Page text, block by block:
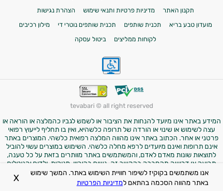
תקנון האתר
מדיניות פרטיות ותנאי שימוש
הצהרת נגישות
מועדון טבע בריא
תכנית שותפים תכנית שותפים נוטרי די
מילון רכיבים
לקוחות ממליצים
ביטול עסקה
tevabari © all right reserved
המידע באתר אינו מיועד להנחות את הציבור או לשמש לגביו כהמלצה או הוראה או
עצה לשימוש או שינוי או הורדה של תרופה כלשהיא, ואין בו תחליף לייעוץ רפואי
פרטני או אחר. הכתוב באתר אינו מהווה המלצה רפואית כלשהי. המוצרים באתר
אינם תרופות ואינם מיועדים לרפא מחלה כלשהי. השימוש במוצרים עשוי להוביל
לתוצאות שונות מאדם לאדם, והמשתמשים באתר מוותרים בזאת על כל טענה,
תביעה או דרישה מהחברה בהקשר זה. נשים בהיריון, מניקות, ילדים והנוטלים
תרופות מרשם – יש להיוועץ ברופא לפני השימוש במוצרים. התמונות באתר הן
להמחשה בלבד.
אנו משתמשים בקוקיז לשיפור חוויית השימוש באתר. המשך שימוש
באתר מהווה הסכמה בהתאם למדיניות הפרטיות X